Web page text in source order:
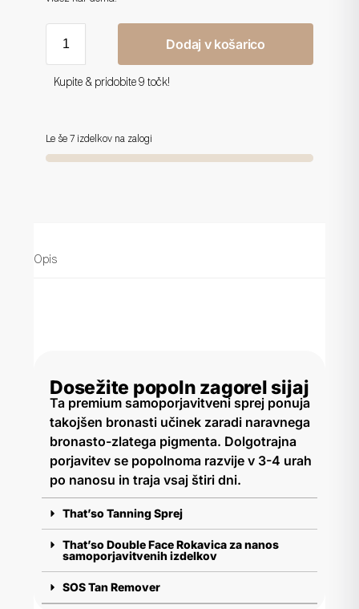
Dodaj v košarico
Kupite & pridobite 9 točk!
Le še 7 izdelkov na zalogi
Opis
Dosežite popoln zagorel sijaj
Ta premium samoporjavitveni sprej ponuja
takojšen bronasti učinek zaradi naravnega
bronasto-zlatega pigmenta. Dolgotrajna
porjavitev se popolnoma razvije v 3-4 urah
po nanosu in traja vsaj štiri dni.
That’so Tanning Sprej
That’so Double Face Rokavica za nanos
samoporjavitvenih izdelkov
SOS Tan Remover